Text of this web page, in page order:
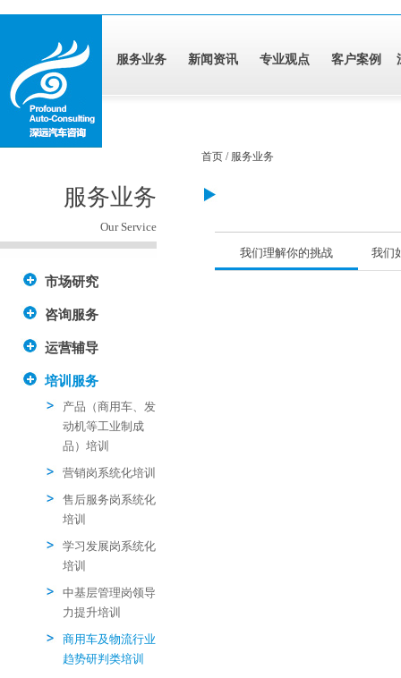
服务业务 新闻资讯 专业观点 客户案例
服务业务
Our Service
市场研究
咨询服务
运营辅导
培训服务
产品（商用车、发
动机等工业制成
品）培训
营销岗系统化培训
售后服务岗系统化
培训
学习发展岗系统化
培训
中基层管理岗领导
力提升培训
商用车及物流行业
趋势研判类培训
首页 / 服务业务
我们理解你的挑战 我们